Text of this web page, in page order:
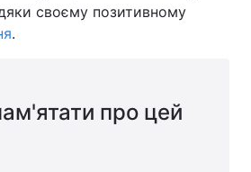
Інциденти
своєму позитивному
.
про цей